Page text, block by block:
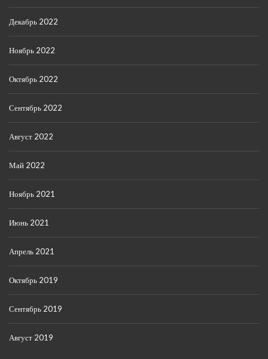
Декабрь 2022
Ноябрь 2022
Октябрь 2022
Сентябрь 2022
Август 2022
Май 2022
Ноябрь 2021
Июнь 2021
Апрель 2021
Октябрь 2019
Сентябрь 2019
Август 2019